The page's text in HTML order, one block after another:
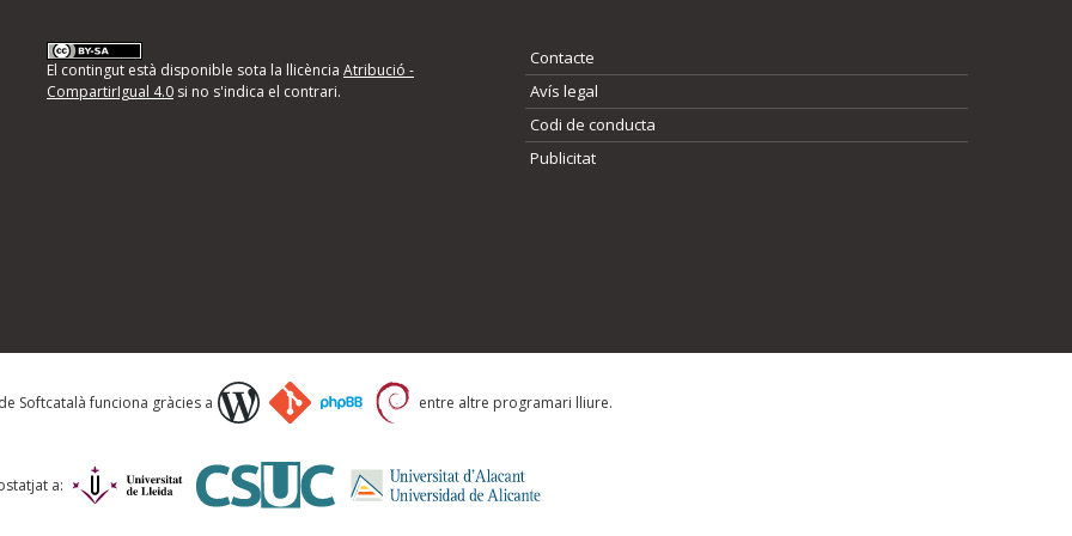
d'errors
següents i descriviu quina és la millora que
El contingut està disponible sota la llicència Atribució -
CompartirIgual 4.0si no s'indica el contrari.
Contacte
Avís legal
Codi de conducta
Publicitat
Softcatalà funciona gràcies a entre altre programari lliure.
a: